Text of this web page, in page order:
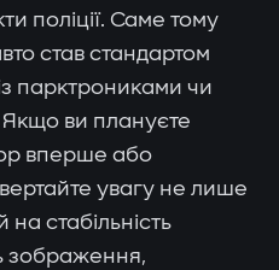
поліції. Саме тому
став стандартом
парктрониками чи
Якщо ви плануєте
вперше або
увагу не лише
стабільність
зображення,